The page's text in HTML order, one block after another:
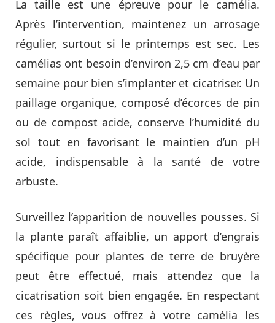
La taille est une épreuve pour le camélia.
Après l’intervention, maintenez un arrosage
régulier, surtout si le printemps est sec. Les
camélias ont besoin d’environ 2,5 cm d’eau par
semaine pour bien s’implanter et cicatriser. Un
paillage organique, composé d’écorces de pin
ou de compost acide, conserve l’humidité du
sol tout en favorisant le maintien d’un pH
acide, indispensable à la santé de votre
arbuste.
Surveillez l’apparition de nouvelles pousses. Si
la plante paraît affaiblie, un apport d’engrais
spécifique pour plantes de terre de bruyère
peut être effectué, mais attendez que la
cicatrisation soit bien engagée. En respectant
ces règles, vous offrez à votre camélia les